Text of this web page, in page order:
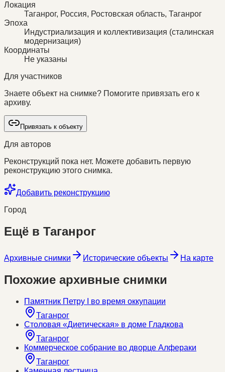
Локация
Таганрог, Россия, Ростовская область, Таганрог
Эпоха
Индустриализация и коллективизация (сталинская
модернизация)
Координаты
Не указаны
Для участников
Знаете объект на снимке? Помогите привязать его к
архиву.
Привязать к объекту
Для авторов
Реконструкций пока нет. Можете добавить первую
реконструкцию этого снимка.
Добавить реконструкцию
Город
Ещё в Таганрог
Архивные снимки Исторические объекты На карте
Похожие архивные снимки
Памятник Петру I во время оккупации
Таганрог
Столовая «Диетическая» в доме Гладкова
Таганрог
Коммерческое собрание во дворце Алфераки
Таганрог